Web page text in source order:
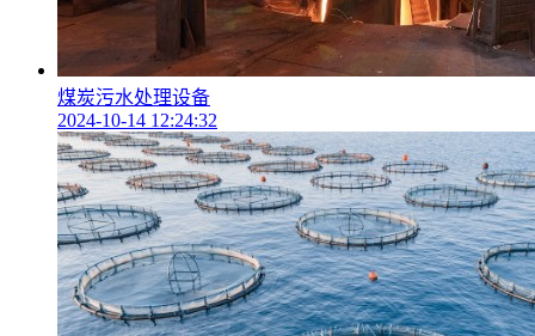
煤炭污水处理设备
2024-10-14 12:24:32